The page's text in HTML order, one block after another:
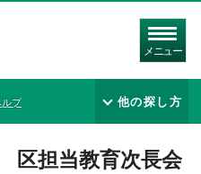
メニュー
ルプ 他の探し方
区担当教育次長会